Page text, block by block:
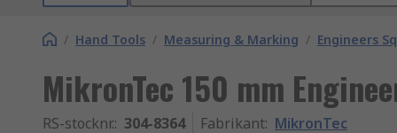
/ Hand Tools / Measuring & Marking / Engineers
MikronTec 150 mm
RS-stocknr.: 304-8364 Fabrikant: MikronTec